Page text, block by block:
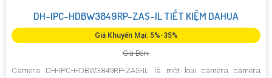
DH-IPC-HDBW3849RP-ZAS-IL TIẾT KIỆM DAHUA
Giá Khuyến Mại: 5%-35%
Giá Bán:
Camera DH-IPC-HDBW3849RP-ZAS-IL là một loại camera camera